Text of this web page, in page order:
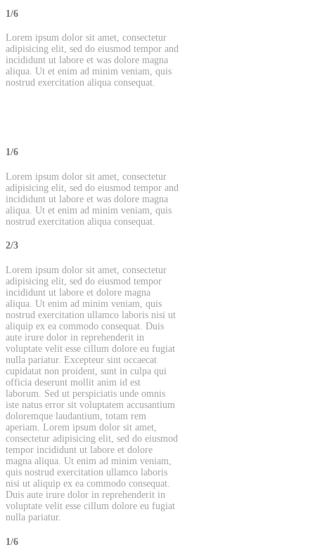
1/6
Lorem ipsum dolor sit amet, consectetur
adipisicing elit, sed do eiusmod tempor and
incididunt ut labore et was dolore magna
aliqua. Ut et enim ad minim veniam, quis
nostrud exercitation aliqua consequat.
1/6
Lorem ipsum dolor sit amet, consectetur
adipisicing elit, sed do eiusmod tempor and
incididunt ut labore et was dolore magna
aliqua. Ut et enim ad minim veniam, quis
nostrud exercitation aliqua consequat.
2/3
Lorem ipsum dolor sit amet, consectetur
adipisicing elit, sed do eiusmod tempor
incididunt ut labore et dolore magna
aliqua. Ut enim ad minim veniam, quis
nostrud exercitation ullamco laboris nisi ut
aliquip ex ea commodo consequat. Duis
aute irure dolor in reprehenderit in
voluptate velit esse cillum dolore eu fugiat
nulla pariatur. Excepteur sint occaecat
cupidatat non proident, sunt in culpa qui
officia deserunt mollit anim id est
laborum. Sed ut perspiciatis unde omnis
iste natus error sit voluptatem accusantium
doloremque laudantium, totam rem
aperiam. Lorem ipsum dolor sit amet,
consectetur adipisicing elit, sed do eiusmod
tempor incididunt ut labore et dolore
magna aliqua. Ut enim ad minim veniam,
quis nostrud exercitation ullamco laboris
nisi ut aliquip ex ea commodo consequat.
Duis aute irure dolor in reprehenderit in
voluptate velit esse cillum dolore eu fugiat
nulla pariatur.
1/6